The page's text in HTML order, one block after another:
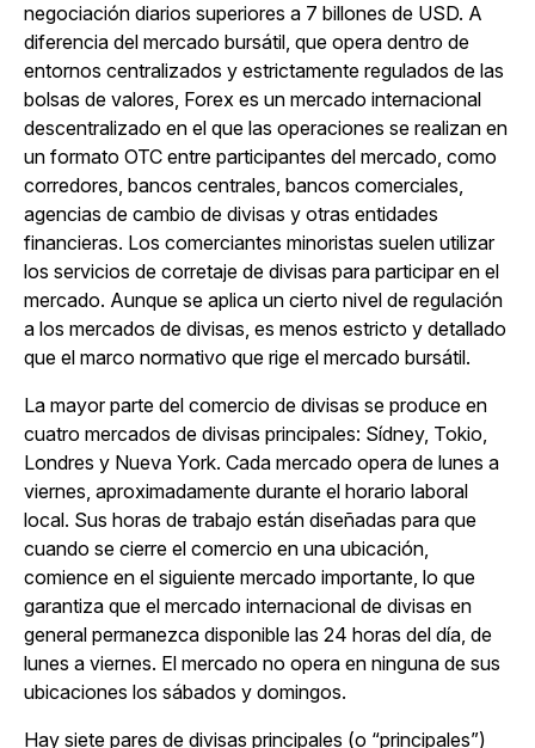
negociación diarios superiores a 7 billones de USD. A
diferencia del mercado bursátil, que opera dentro de
entornos centralizados y estrictamente regulados de las
bolsas de valores, Forex es un mercado internacional
descentralizado en el que las operaciones se realizan en
un formato OTC entre participantes del mercado, como
corredores, bancos centrales, bancos comerciales,
agencias de cambio de divisas y otras entidades
financieras. Los comerciantes minoristas suelen utilizar
los servicios de corretaje de divisas para participar en el
mercado. Aunque se aplica un cierto nivel de regulación
a los mercados de divisas, es menos estricto y detallado
que el marco normativo que rige el mercado bursátil.
La mayor parte del comercio de divisas se produce en
cuatro mercados de divisas principales: Sídney, Tokio,
Londres y Nueva York. Cada mercado opera de lunes a
viernes, aproximadamente durante el horario laboral
local. Sus horas de trabajo están diseñadas para que
cuando se cierre el comercio en una ubicación,
comience en el siguiente mercado importante, lo que
garantiza que el mercado internacional de divisas en
general permanezca disponible las 24 horas del día, de
lunes a viernes. El mercado no opera en ninguna de sus
ubicaciones los sábados y domingos.
Hay siete pares de divisas principales (o “principales”)